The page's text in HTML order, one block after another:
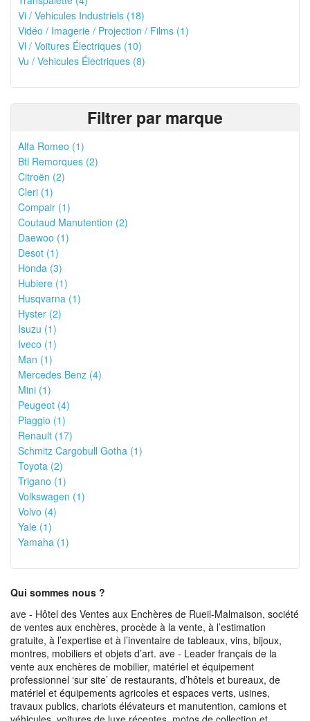
Vi / Vehicules Industriels (18)
Vidéo / Imagerie / Projection / Films (1)
Vl / Voitures Électriques (10)
Vu / Vehicules Électriques (8)
Filtrer par marque
Alfa Romeo (1)
Btl Remorques (2)
Citroën (2)
Cleri (1)
Compair (1)
Coutaud Manutention (2)
Daewoo (1)
Desot (1)
Honda (3)
Hubiere (1)
Husqvarna (1)
Hyster (2)
Isuzu (1)
Iveco (1)
Man (1)
Mercedes Benz (4)
Mini (1)
Peugeot (4)
Piaggio (1)
Renault (17)
Schmitz Cargobull Gotha (1)
Toyota (2)
Trigano (1)
Volkswagen (1)
Volvo (4)
Yale (1)
Yamaha (1)
Qui sommes nous ?
ave - Hôtel des Ventes aux Enchères de Rueil-Malmaison, société
de ventes aux enchères, procède à la vente, à l’estimation
gratuite, à l’expertise et à l’inventaire de tableaux, vins, bijoux,
montres, mobiliers et objets d’art. ave - Leader français de la
vente aux enchères de mobilier, matériel et équipement
professionnel ‘sur site’ de restaurants, d’hôtels et bureaux, de
matériel et équipements agricoles et espaces verts, usines,
travaux publics, chariots élévateurs et manutention, camions et